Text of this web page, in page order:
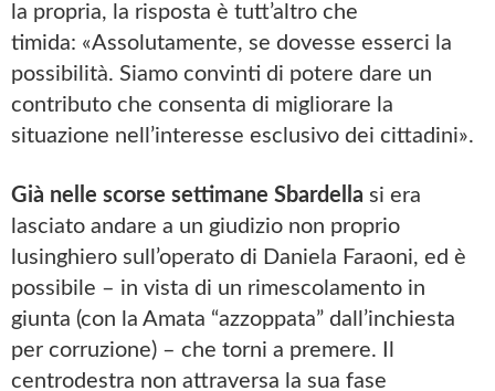
la propria, la risposta è tutt’altro che
timida: «Assolutamente, se dovesse esserci la
possibilità. Siamo convinti di potere dare un
contributo che consenta di migliorare la
situazione nell’interesse esclusivo dei cittadini».
Già nelle scorse settimane Sbardella si era
lasciato andare a un giudizio non proprio
lusinghiero sull’operato di Daniela Faraoni, ed è
possibile – in vista di un rimescolamento in
giunta (con la Amata “azzoppata” dall’inchiesta
per corruzione) – che torni a premere. Il
centrodestra non attraversa la sua fase